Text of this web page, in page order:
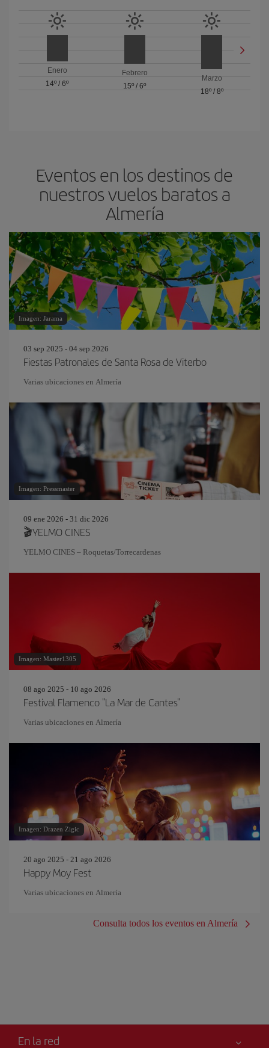
Enero
14º /6º
Febrero
15º / 6º
Marzo
18º/ 8º
Eventos en los destinos de
nuestros vuelos baratos a
Almería
Imagen: Jarama
03 sep 2025 - 04 sep 2026
Fiestas Patronales de Santa Rosa de Viterbo
Varias ubicaciones en Almería
Imagen: Pressmaster
09 ene 2026 - 31 dic 2026
🎬YELMO CINES
YELMO CINES – Roquetas/Torrecardenas
Imagen: Master1305
08 ago 2025 - 10 ago 2026
Festival Flamenco "La Mar de Cantes"
Varias ubicaciones en Almería
Imagen: Drazen Zigic
20 ago 2025 - 21 ago 2026
Happy Moy Fest
Varias ubicaciones en Almería
Consulta todos los eventos en Almería
En la red